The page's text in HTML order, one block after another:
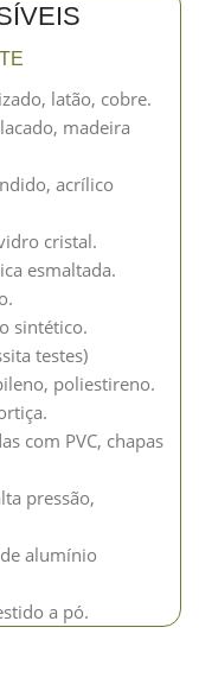
latão, cobre.
madeira
acrílico
cristal.
esmaltada.
sintético.
testes)
poliestireno.
com PVC, chapas
pressão,
alumínio
a pó.